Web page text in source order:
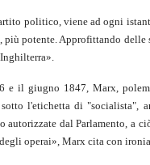
politico, viene ad ogni
più potente. Approfittando
e il giugno 1847, Marx,
l'etichetta di "socialista",
dal Parlamento, a
operai», Marx cita con